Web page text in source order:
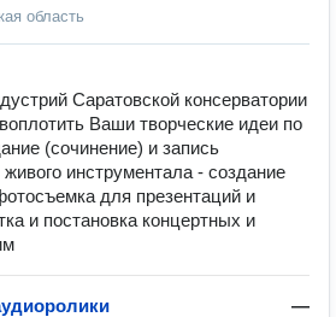
область
Саратовской консерватории
Ваши творческие идеи по
(сочинение) и запись
инструментала - создание
для презентаций и
и постановка концертных и
—